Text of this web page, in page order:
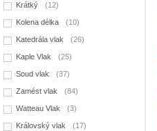
Krátký (12)
Kolena délka (10)
Katedrála vlak (26)
Kaple Vlak (25)
Soud vlak (37)
Zamést vlak (84)
Watteau Vlak (3)
Královský vlak (17)